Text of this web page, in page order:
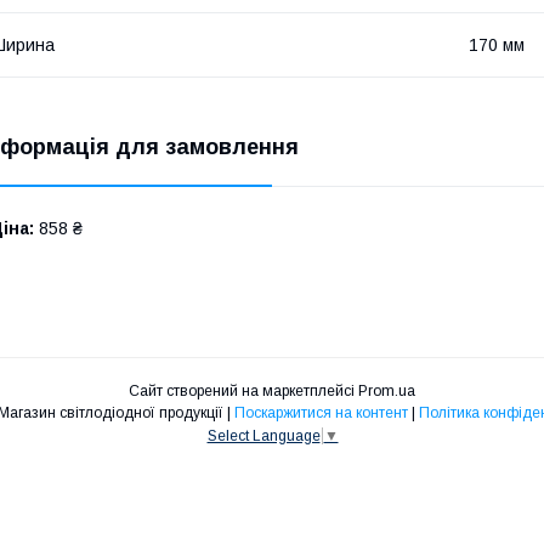
170 мм
для замовлення
858 ₴
Сайт створений на маркетплейсі Prom.ua
"МІРА" | Магазин світлодіодної продукції | Поскаржитися на контент | Політика
Select Language ▼